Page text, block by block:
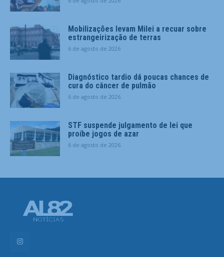
Mobilizações levam Milei a recuar sobre
estrangeirização de terras
6 de agosto de 2026
Diagnóstico tardio dá poucas chances de
cura do câncer de pulmão
6 de agosto de 2026
STF suspende julgamento de lei que
proíbe jogos de azar
6 de agosto de 2026